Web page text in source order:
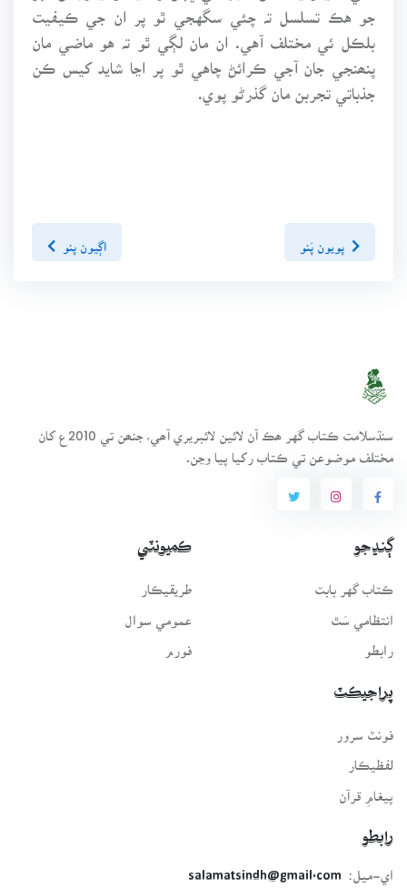
جو هڪ تسلسل تہ چئي سگهجي ٿو پر ان جي ڪيفيت
بلڪل ئي مختلف آهي. ان مان لڳي ٿو تہ هو ماضي مان
پنھنجي جان آجي ڪرائڻ چاهي ٿو پر اڃا شايد کيس ڪن
جذباتي تجربن مان گذرڻو پوي.
پويون پَنو اڳيون پنو
سنڌسلامت ڪتاب گهر ھڪ آن لائين لائبريري آھي، جنھن تي 2010ع کان
مختلف موضوعن تي ڪتاب رکيا پيا وڃن.
ڳنڍجو
ڪتاب گهر بابت
انتظامي سَٿ
رابطو
ڪميونٽي
طريقيڪار
عمومي سوال
فورم
پراجيڪٽ
لفظيڪار
پيغامِ قرآن
رابطو
اي-ميل:
salamatsindh@gmail.com